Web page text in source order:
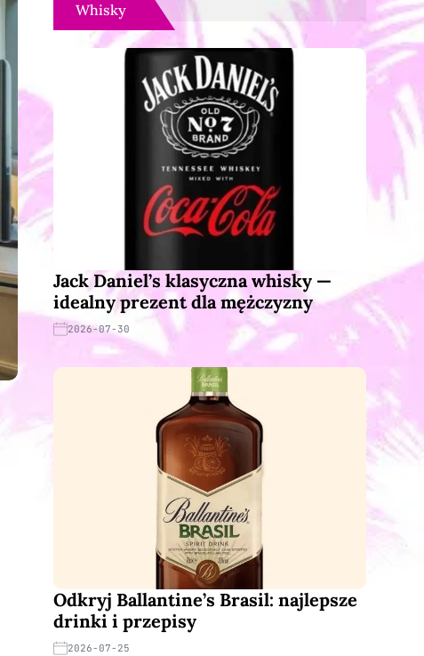
Whisky
Jack Daniel’s klasyczna whisky —
idealny prezent dla mężczyzny
2026-07-30
Odkryj Ballantine’s Brasil: najlepsze
drinki i przepisy
2026-07-25